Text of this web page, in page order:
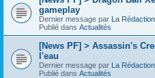
gameplay
Dernier message par La Rédaction
Publié dans Actualités
[News PF] > Assassin's
l'eau
Dernier message par La Rédaction
Publié dans Actualités